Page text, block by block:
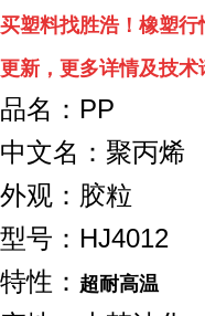
买塑料找胜浩！ 橡塑行
更新， 更多详情及技术
品名：PP
中文名：聚丙烯
外观：胶粒
型号：HJ4012
特性： 超耐高温